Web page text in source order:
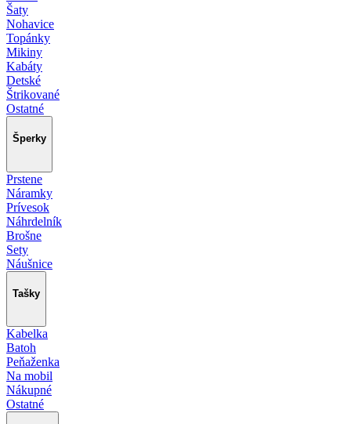
Šaty
Nohavice
Topánky
Mikiny
Kabáty
Detské
Štrikované
Ostatné
Šperky
Prstene
Náramky
Prívesok
Náhrdelník
Brošne
Sety
Náušnice
Tašky
Kabelka
Batoh
Peňaženka
Na mobil
Nákupné
Ostatné